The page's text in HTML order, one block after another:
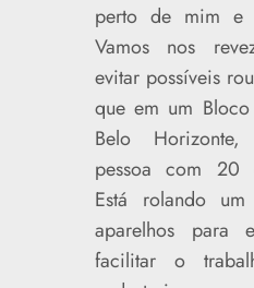
perto de mim
Vamos nos
evitar possíveis
que em um
Belo Horizonte,
pessoa com 20
Está rolando um
aparelhos para
facilitar o